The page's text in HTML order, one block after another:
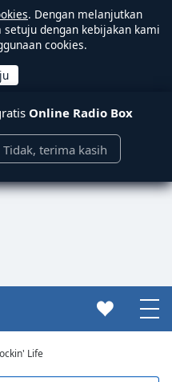
. Dengan melanjutkan
dengan kebijakan kami
cookies.
Online Radio Box
Tidak, terima kasih
Life